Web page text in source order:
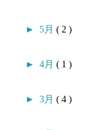
► 5月( 2 )
►4月( 1 )
►3月( 4 )